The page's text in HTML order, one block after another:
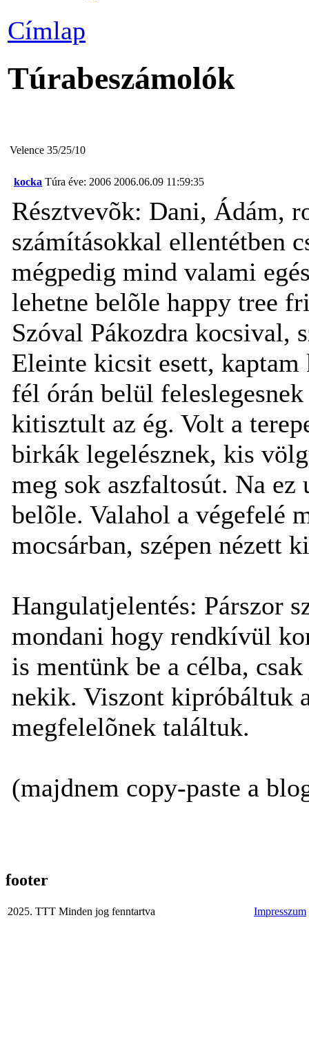
Címlap
Túrabeszámolók
Velence 35/25/10
kocka Túra éve: 2006 2006.06.09 11:59:35
Résztvevõk: Dani, Ádám,
számításokkal ellentétben
mégpedig mind valami
lehetne belõle happy tree
Szóval Pákozdra kocsival,
Eleinte kicsit esett, kaptam
fél órán belül
kitisztult az ég. Volt a
birkák legelésznek, kis
meg sok aszfaltosút. Na
belõle. Valahol a végefelé
mocsárban, szépen nézett
Hangulatjelentés: Párszor
mondani hogy rendkívül
is mentünk be a célba,
nekik. Viszont kipróbáltuk
megfelelõnek találtuk.
(majdnem copy-paste a
footer
2025. TTT Minden jog fenntartva Impresszum